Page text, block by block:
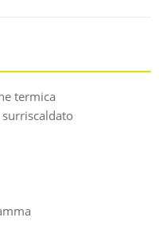
termica